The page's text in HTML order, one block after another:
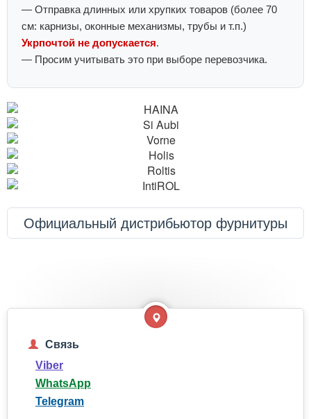
— Отправка длинных или хрупких товаров (более 70
см: карнизы, оконные механизмы, трубы и т.п.)
Укрпочтой не допускается.
— Просим учитывать это при выборе перевозчика.
Официальный дистрибьютор фурнитуры
Связь
Viber
WhatsApp
Telegram